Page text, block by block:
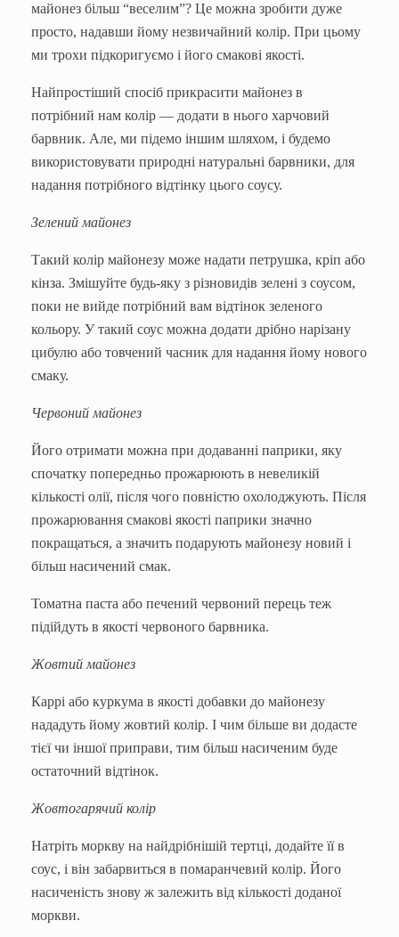
майонез більш “веселим”? Це можна зробити дуже
просто, надавши йому незвичайний колір. При цьому
ми трохи підкоригуємо і його смакові якості.
Найпростіший спосіб прикрасити майонез в
потрібний нам колір — додати в нього харчовий
барвник. Але, ми підемо іншим шляхом, і будемо
використовувати природні натуральні барвники, для
надання потрібного відтінку цього соусу.
Зелений майонез
Такий колір майонезу може надати петрушка, кріп або
кінза. Змішуйте будь-яку з різновидів зелені з соусом,
поки не вийде потрібний вам відтінок зеленого
кольору. У такий соус можна додати дрібно нарізану
цибулю або товчений часник для надання йому нового
смаку.
Червоний майонез
Його отримати можна при додаванні паприки, яку
спочатку попередньо прожарюють в невеликій
кількості олії, після чого повністю охолоджують. Після
прожарювання смакові якості паприки значно
покращаться, а значить подарують майонезу новий і
більш насичений смак.
Томатна паста або печений червоний перець теж
підійдуть в якості червоного барвника.
Жовтий майонез
Каррі або куркума в якості добавки до майонезу
нададуть йому жовтий колір. І чим більше ви додасте
тієї чи іншої приправи, тим більш насиченим буде
остаточний відтінок.
Жовтогарячий колір
Натріть моркву на найдрібнішій тертці, додайте її в
соус, і він забарвиться в помаранчевий колір. Його
насиченість знову ж залежить від кількості доданої
моркви.